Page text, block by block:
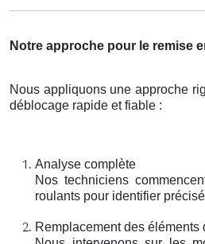
Notre approche pour le remise
Nous appliquons une approche
déblocage rapide et fiable :
Analyse complète
Nos techniciens
roulants pour identifier
Remplacement des éléments